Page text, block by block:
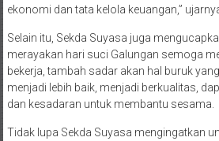
ekonomi dan tata kelola keuangan,”
Selain itu, Sekda Suyasa juga
merayakan hari suci Galungan semoga
bekerja, tambah sadar akan hal buruk
menjadi lebih baik, menjadi berkualitas,
dan kesadaran untuk membantu sesama.
Tidak lupa Sekda Suyasa mengingatkan